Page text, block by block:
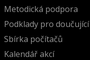
Metodická podpora
Podklady pro doučující
Sbírka počítačů
Kalendář akcí